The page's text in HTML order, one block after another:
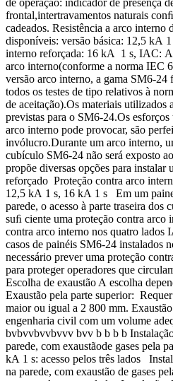
de operação: indicador de presença
frontal,intertravamentos naturais
cadeados. Resistência a arco interno
disponíveis: versão básica: 12,5 kA
interno reforçada: 16 kA 1 s, IAC:
arco interno(conforme a norma IEC
versão arco interno, a gama SM6-24
todos os testes de tipo relativos à
de aceitação).Os materiais utilizados
previstas para o SM6-24.Os
arco interno pode provocar, são
invólucro.Durante um arco interno,
cubículo SM6-24 não será exposto
propõe diversas opções para instalar
reforçado Proteção contra arco
12,5 kA 1 s, 16 kA 1 s Em um
parede, o acesso à parte traseira dos
suﬁ ciente uma proteção contra arco
contra arco interno nos quatro
casos de painéis SM6-24 instalados
necessário prever uma proteção
para proteger operadores que
Escolha de exaustão A escolha
Exaustão pela parte superior:
maior ou igual a 2 800 mm.
engenharia civil com um volume
bvbvvbvvbvvv bvv b b b b
parede, com exaustãode gases pela
kA 1 s: acesso pelos três lados
na parede, com exaustão de gases